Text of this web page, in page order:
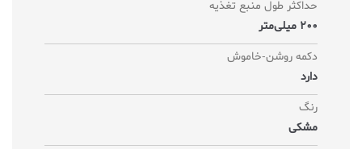
حداکثر طول منبع تغذیه
200 میلی‌متر
دکمه روشن-خاموش
دارد
رنگ
مشکی